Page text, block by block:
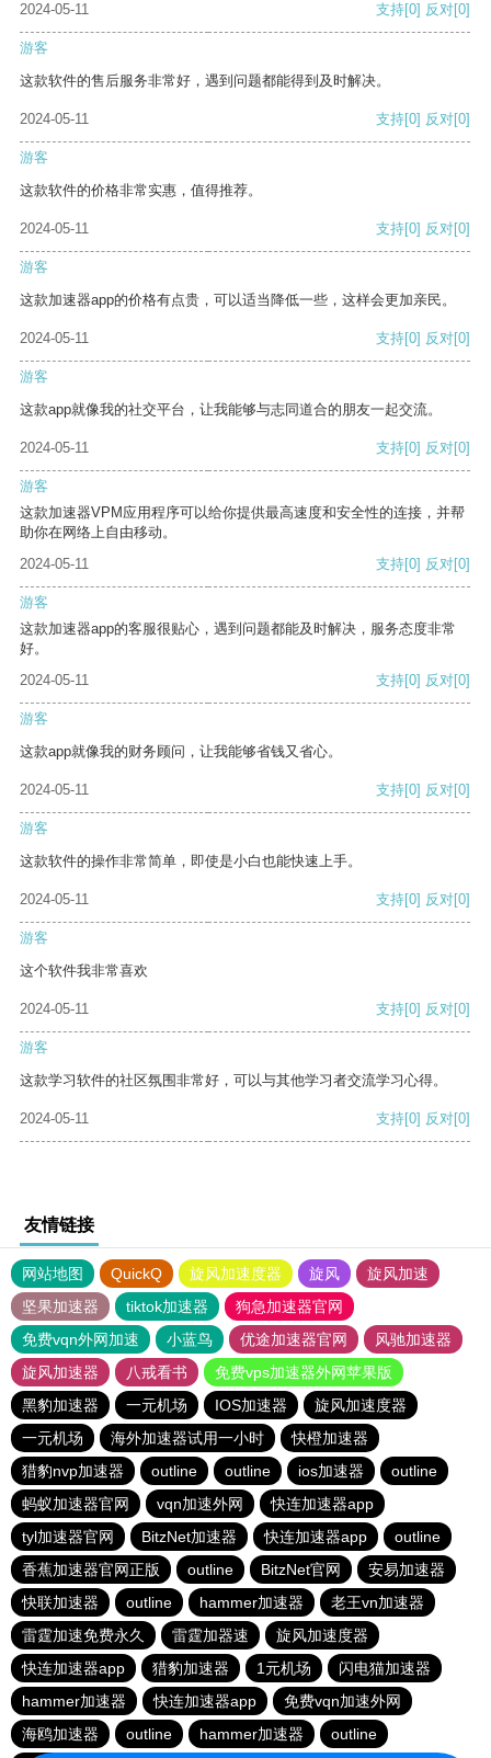
2024-05-11 支持[0] 反对[0]
游客
这款软件的售后服务非常好，遇到问题都能得到及时解决。
2024-05-11 支持[0] 反对[0]
游客
这款软件的价格非常实惠，值得推荐。
2024-05-11 支持[0] 反对[0]
游客
这款加速器app的价格有点贵，可以适当降低一些，这样会更加亲民。
2024-05-11 支持[0] 反对[0]
游客
这款app就像我的社交平台，让我能够与志同道合的朋友一起交流。
2024-05-11 支持[0] 反对[0]
游客
这款加速器VPM应用程序可以给你提供最高速度和安全性的连接，并帮
助你在网络上自由移动。
2024-05-11
支持[0] 反对[0]
游客
这款加速器app的客服很贴心，遇到问题都能及时解决，服务态度非常
好。
2024-05-11
支持[0] 反对[0]
游客
这款app就像我的财务顾问，让我能够省钱又省心。
2024-05-11 支持[0] 反对[0]
游客
这款软件的操作非常简单，即使是小白也能快速上手。
2024-05-11 支持[0] 反对[0]
游客
这个软件我非常喜欢
2024-05-11 支持[0] 反对[0]
游客
这款学习软件的社区氛围非常好，可以与其他学习者交流学习心得。
2024-05-11 支持[0] 反对[0]
友情链接
网站地图 QuickQ 旋风加速度器 旋风
旋风加速
坚果加速器
tiktok加速器
狗急加速器官网
免费vqn外网加速
小蓝鸟 优途加速器官网
风驰加速器
旋风加速器
八戒看书
免费vps加速器外网苹果版
黑豹加速器
一元机场 IOS加速器
旋风加速度器
一元机场
海外加速器试用一小时
快橙加速器
猎豹nvp加速器
outline outline ios加速器
outline
蚂蚁加速器官网
vqn加速外网
快连加速器app
tyl加速器官网
BitzNet加速器 快连加速器app
outline
香蕉加速器官网正版
outline BitzNet官网
安易加速器
快联加速器
outline hammer加速器
老王vn加速器
雷霆加速免费永久
雷霆加器速
旋风加速度器
快连加速器app
猎豹加速器 1元机场
闪电猫加速器
hammer加速器
快连加速器app
免费vqn加速外网
海鸥加速器
outline hammer加速器 outline